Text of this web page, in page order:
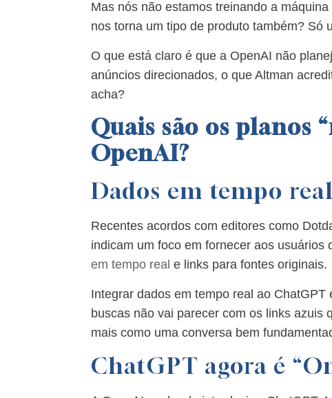
Mas nós não estamos treinando a
nos torna um tipo de produto também? Só
O que está claro é que a OpenAI não
anúncios direcionados, o que Altman
acha?
Quais são os planos
OpenAI?
Dados em tempo real
Recentes acordos com editores como
indicam um foco em fornecer aos usuários
em tempo real e links para fontes originais.
Integrar dados em tempo real ao
buscas não vai parecer com os links azuis
mais como uma conversa bem
ChatGPT agora é